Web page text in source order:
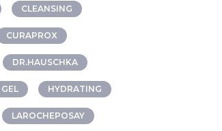
CLEANSING
CURAPROX
DR.HAUSCHKA
GEL HYDRATING
LAROCHEPOSAY